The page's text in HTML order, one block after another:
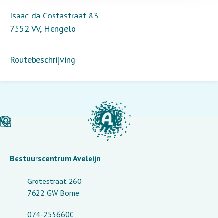
Isaac da Costastraat 83
7552 VV, Hengelo
Routebeschrijving
Bestuurscentrum Aveleijn
Grotestraat 260
7622 GW Borne
074-2556600